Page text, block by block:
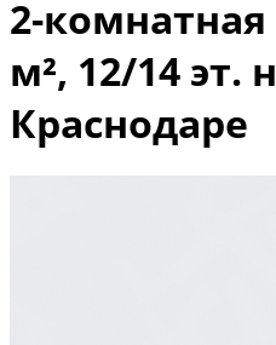
2-комнатная
м², 12/14 эт.
Краснодаре